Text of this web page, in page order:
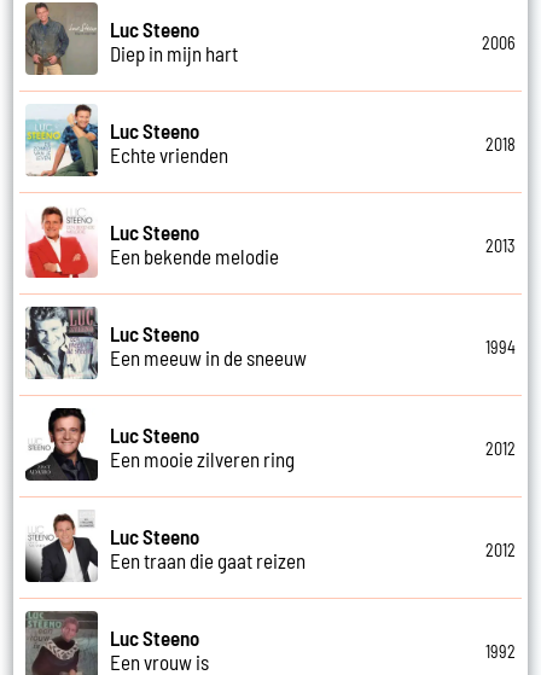
Luc Steeno
Diep in mijn hart
2006
Luc Steeno
Echte vrienden
2018
Luc Steeno
Een bekende melodie
2013
Luc Steeno
Een meeuw in de sneeuw
1994
Luc Steeno
Een mooie zilveren ring
2012
Luc Steeno
Een traan die gaat reizen
2012
Luc Steeno
Een vrouw is
1992